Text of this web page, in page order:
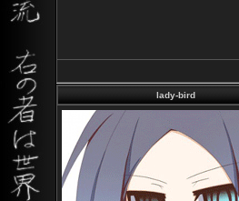
lady-bird